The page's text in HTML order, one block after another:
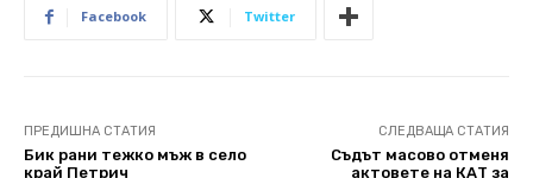
Facebook Twitter
ПРЕДИШНА СТАТИЯ
Бик рани тежко мъж в село
край Петрич
СЛЕДВАЩА СТАТИЯ
Съдът масово отменя
актовете на КАТ за